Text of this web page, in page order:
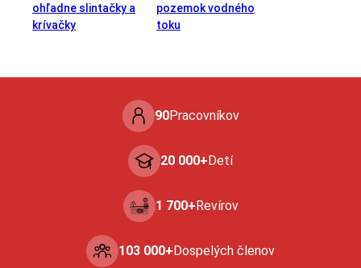
ohľadne slintačky a
krívačky
pozemok vodného
toku
90Pracovníkov
20 000+Detí
1 700+Revírov
103 000+Dospelých členov